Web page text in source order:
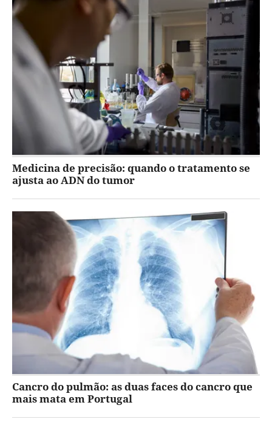
Medicina de precisão: quando o tratamento se
ajusta ao ADN do tumor
Cancro do pulmão: as duas faces do cancro que
mais mata em Portugal